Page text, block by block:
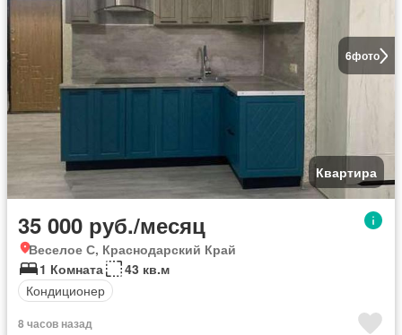
6фото
Квартира
35 000 руб./месяц
Веселое С, Краснодарский Край
1 Комната
43 кв.м
Кондиционер
8 часов назад